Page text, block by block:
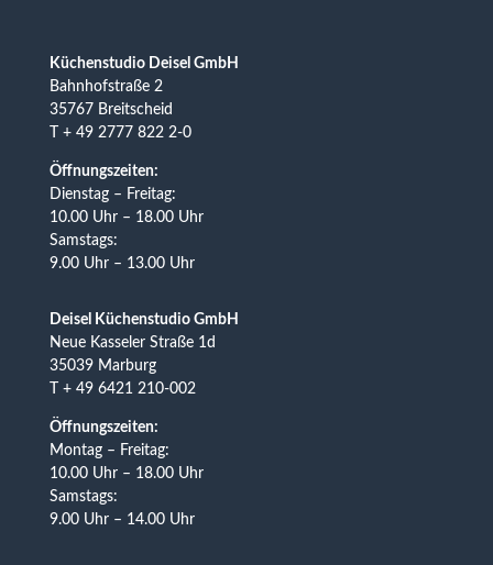
Küchenstudio Deisel GmbH
Bahnhofstraße 2
35767 Breitscheid
T + 49 2777 822 2-0
Öffnungszeiten:
Dienstag – Freitag:
10.00 Uhr – 18.00 Uhr
Samstags:
9.00 Uhr – 13.00 Uhr
Deisel Küchenstudio GmbH
Neue Kasseler Straße 1d
35039 Marburg
T + 49 6421 210-002
Öffnungszeiten:
Montag – Freitag:
10.00 Uhr – 18.00 Uhr
Samstags:
9.00 Uhr – 14.00 Uhr